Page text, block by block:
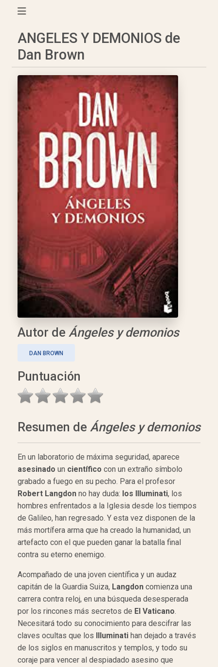
ANGELES Y DEMONIOS de
Dan Brown
Autor de Ángeles y demonios
DAN BROWN
Puntuación
Resumen de Ángeles y demonios
En un laboratorio de máxima seguridad, aparece
asesinado un científico con un extraño símbolo
grabado a fuego en su pecho. Para el profesor
Robert Langdon no hay duda: los Illuminati, los
hombres enfrentados a la Iglesia desde los tiempos
de Galileo, han regresado. Y esta vez disponen de la
más mortífera arma que ha creado la humanidad, un
artefacto con el que pueden ganar la batalla final
contra su eterno enemigo.
Acompañado de una joven científica y un audaz
capitán de la Guardia Suiza, Langdon comienza una
carrera contra reloj, en una búsqueda desesperada
por los rincones más secretos de El Vaticano.
Necesitará todo su conocimiento para descifrar las
claves ocultas que los Illuminati han dejado a través
de los siglos en manuscritos y templos, y todo su
coraje para vencer al despiadado asesino que